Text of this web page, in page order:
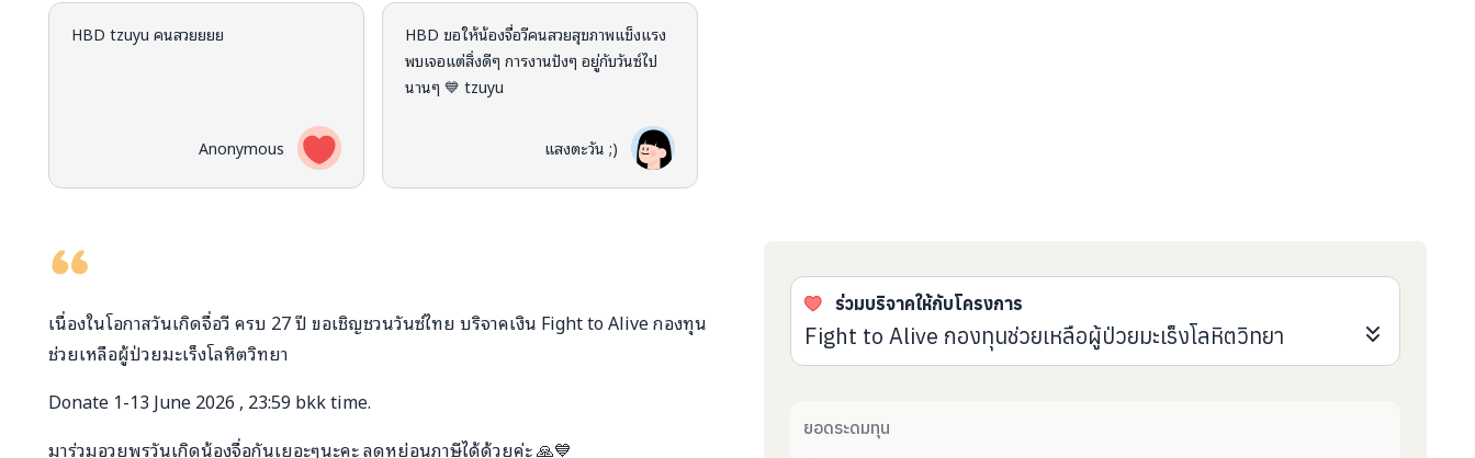
คอมเมนต์จากผู้บริจาค
HBD tzuyu คนสวยยยย
Anonymous
HBD ขอให้น้องจื่อวีคนสวยสุขภาพแข็งแรง
พบเจอแต่สิ่งดีๆ การงานปังๆ อยู่กับวันซ์ไป
นานๆ 💙 tzuyu
แสงตะวัน ;)
ร่วมบริจาคให้กับโครงการ
Fight to Alive กองทุนช่วยเหลือผู้ป่วยมะเร็งโลหิตวิทยา
ยอดระดมทุน
เนื่องในโอกาสวันเกิดจื่อวี ครบ 27 ปี ขอเชิญชวนวันซ์ไทย บริจาคเงิน Fight to Alive กองทุน
ช่วยเหลือผู้ป่วยมะเร็งโลหิตวิทยา
Donate 1-13 June 2026 , 23:59 bkk time.
มาร่วมอวยพรวันเกิดน้องจื่อกันเยอะๆนะคะ ลดหย่อนภาษีได้ด้วยค่ะ 🙏💙